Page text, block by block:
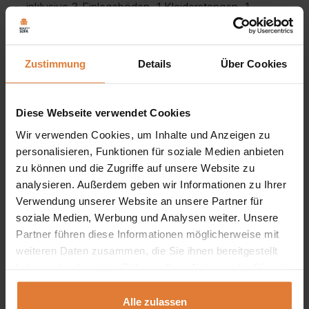
Zustimmung Details Über Cookies
Diese Webseite verwendet Cookies
Wir verwenden Cookies, um Inhalte und Anzeigen zu
personalisieren, Funktionen für soziale Medien anbieten
zu können und die Zugriffe auf unsere Website zu
analysieren. Außerdem geben wir Informationen zu Ihrer
Verwendung unserer Website an unsere Partner für
soziale Medien, Werbung und Analysen weiter. Unsere
Partner führen diese Informationen möglicherweise mit
weiteren Daten zusammen, die Sie ihnen bereitgestellt
gesammelt haben.
Alle zulassen
inklusive 3 Einlegeböden, 1 Kleiderstangen, 1
Schublade
ohne LED-Beleuchtung
Farbe: Graphit / Grau / Weiß / Buche
Ein geräumiger Kleiderschrank
mit zwei Türen, einer
Kleiderbügelstange, einer Schublade, einem Regal und
einer offenen Nische. Der Schrank ist so konstruiert, dass
sein Innenraum optimal genutzt werden kann. An der
Stange können Sie Kleidung in verschiedenen Längen
aufhängen. Dietiefe Schublade ermöglicht einen leichten
praktische Gegenstände. Das Möbelstück ist aus